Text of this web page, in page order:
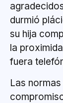
durmió
su hija
la
fuera
Las